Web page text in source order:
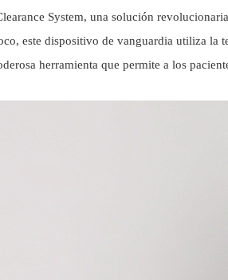
System, una solución
este dispositivo de vanguardia utiliza la
herramienta que permite a los